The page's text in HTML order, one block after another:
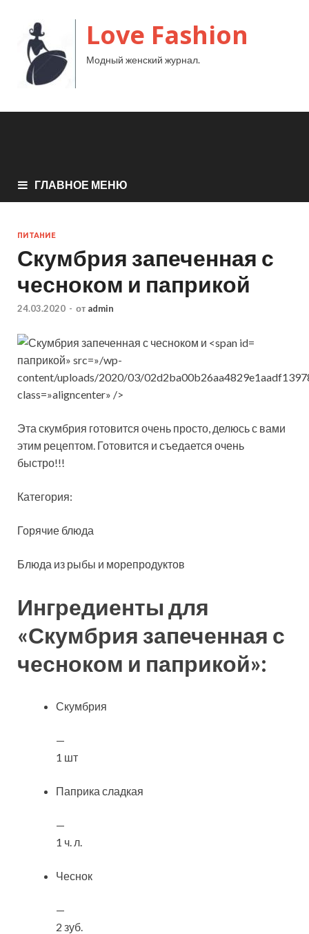
Love Fashion
Модный женский журнал.
ГЛАВНОЕ МЕНЮ
ПИТАНИЕ
Скумбрия запеченная с
чесноком и паприкой
24.03.2020 - от admin
паприкой» src=»/wp-
content/uploads/2020/03/
class=»aligncenter» />
Эта скумбрия готовится очень просто, делюсь с вами
этим рецептом. Готовится и съедается очень
быстро!!!
Категория:
Горячие блюда
Блюда из рыбы и морепродуктов
Ингредиенты для
«Скумбрия запеченная с
чесноком и паприкой»:
Скумбрия
—
1 шт
Паприка сладкая
—
1 ч. л.
Чеснок
—
2 зуб.